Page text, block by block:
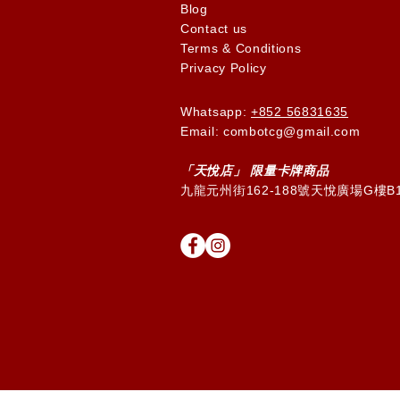
Blog
Contact us
Terms & Conditions
Privacy Policy
Whatsapp: +852 56831635
Email: combotcg@gmail.com
「天悅店」 限量卡牌商品
九龍元州街162-188號天悅廣場G樓